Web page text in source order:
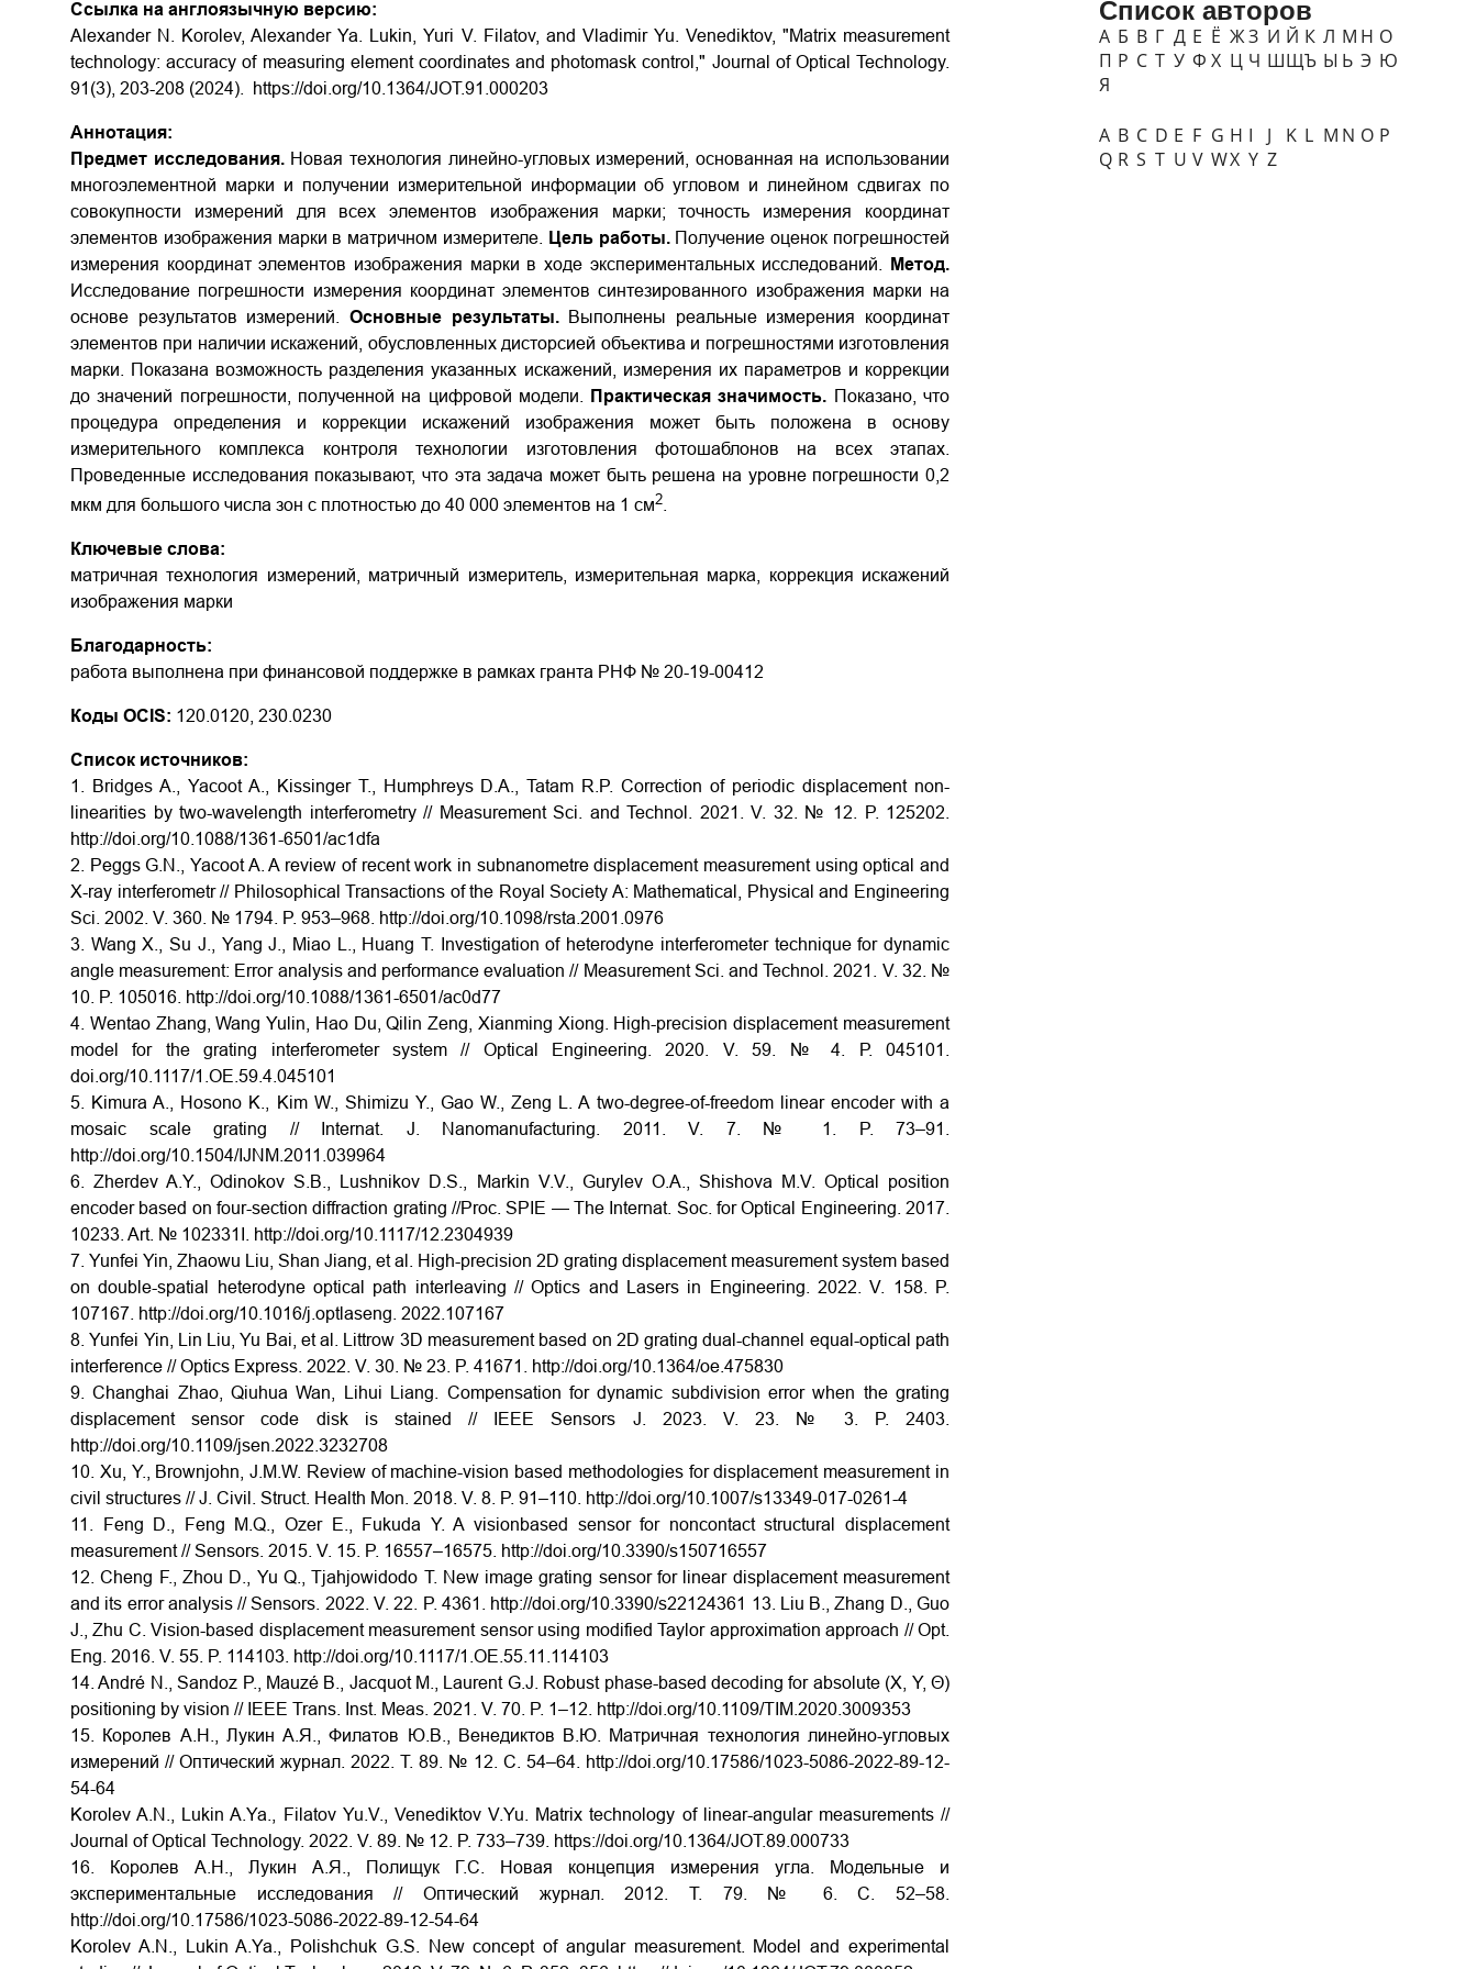
Ссылка на англоязычную версию:
Alexander N. Korolev, Alexander Ya. Lukin, Yuri V. Filatov, and Vladimir Yu. Venediktov, "Matrix measurement
technology: accuracy of measuring element coordinates and photomask control," Journal of Optical Technology.
91(3), 203-208 (2024). https://doi.org/10.1364/JOT.91.000203
Аннотация:
Предмет исследования.Новая технология линейно-угловых измерений, основанная на использовании
многоэлементной марки и получении измерительной информации об угловом и линейном сдвигах по
совокупности измерений для всех элементов изображения марки; точность измерения координат
элементов изображения марки в матричном измерителе.
Цель работы. Получение оценок погрешностей
измерения координат элементов изображения марки в ходе экспериментальных исследований.
Метод.
Исследование погрешности измерения координат элементов синтезированного изображения марки на
основе результатов измерений. Основные результаты.Выполнены реальные измерения координат
элементов при наличии искажений, обусловленных дисторсией объектива и погрешностями изготовления
марки. Показана возможность разделения указанных искажений, измерения их параметров и коррекции
до значений погрешности, полученной на цифровой модели.
Практическая значимость. Показано, что
процедура определения и коррекции искажений изображения может быть положена в основу
измерительного комплекса контроля технологии изготовления фотошаблонов на всех этапах.
Проведенные исследования показывают, что эта задача может быть решена на уровне погрешности 0,2
мкм для большого числа зон с плотностью до 40 000 элементов на 1 см2
Ключевые слова:
матричная технология измерений, матричный измеритель, измерительная марка, коррекция искажений
изображения марки
Благодарность:
работа выполнена при финансовой поддержке в рамках гранта РНФ № 20-19-00412
Коды OCIS: 120.0120, 230.0230
Список источников:
1. Bridges A., Yacoot A., Kissinger T., Humphreys D.A., Tatam R.P. Correction of periodic displacement non-
linearities by two-wavelength interferometry // Measurement Sci. and Technol. 2021. V. 32. № 12. P. 125202.
http://doi.org/10.1088/1361-6501/ac1dfa
2. Peggs G.N., Yacoot A. A review of recent work in subnanometre displacement measurement using optical and
X-ray interferometr // Philosophical Transactions of the Royal Society A: Mathematical, Physical and Engineering
Sci. 2002. V. 360. № 1794. P. 953–968. http://doi.org/10.1098/rsta.2001.0976
3. Wang X., Su J., Yang J., Miao L., Huang T. Investigation of heterodyne interferometer technique for dynamic
angle measurement: Error analysis and performance evaluation // Measurement Sci. and Technol. 2021. V. 32. №
10. P. 105016. http://doi.org/10.1088/1361-6501/ac0d77
4. Wentao Zhang, Wang Yulin, Hao Du, Qilin Zeng, Xianming Xiong. High-precision displacement measurement
model for the grating interferometer system // Optical Engineering. 2020. V. 59. № 4. Р. 045101.
doi.org/10.1117/1.OE.59.4.045101
5. Kimura A., Hosono K., Kim W., Shimizu Y., Gao W., Zeng L. A two-degree-of-freedom linear encoder with a
mosaic scale grating // Internat. J. Nanomanufacturing. 2011. V. 7. № 1. P. 73–91.
http://doi.org/10.1504/IJNM.2011.039964
6. Zherdev A.Y., Odinokov S.B., Lushnikov D.S., Markin V.V., Gurylev O.A., Shishova M.V. Optical position
encoder based on four-section diffraction grating //Proc. SPIE — The Internat. Soc. for Optical Engineering. 2017.
10233. Art. № 102331I. http://doi.org/10.1117/12.2304939
7. Yunfei Yin, Zhaowu Liu, Shan Jiang, et al. High-precision 2D grating displacement measurement system based
on double-spatial heterodyne optical path interleaving // Optics and Lasers in Engineering. 2022. V. 158. P.
107167. http://doi.org/10.1016/j.optlaseng. 2022.107167
8. Yunfei Yin, Lin Liu, Yu Bai, et al. Littrow 3D measurement based on 2D grating dual-channel equal-optical path
interference // Optics Express. 2022. V. 30. № 23. P. 41671. http://doi.org/10.1364/oe.475830
9. Changhai Zhao, Qiuhua Wan, Lihui Liang. Compensation for dynamic subdivision error when the grating
displacement sensor code disk is stained // IEEE Sensors J. 2023. V. 23. № 3. P. 2403.
http://doi.org/10.1109/jsen.2022.3232708
10. Xu, Y., Brownjohn, J.M.W. Review of machine-vision based methodologies for displacement measurement in
civil structures // J. Civil. Struct. Health Mon. 2018. V. 8. P. 91–110. http://doi.org/10.1007/s13349-017-0261-4
11. Feng D., Feng M.Q., Ozer E., Fukuda Y. A visionbased sensor for noncontact structural displacement
measurement // Sensors. 2015. V. 15. P. 16557–16575. http://doi.org/10.3390/s150716557
12. Cheng F., Zhou D., Yu Q., Tjahjowidodo T. New image grating sensor for linear displacement measurement
and its error analysis // Sensors. 2022. V. 22. P. 4361. http://doi.org/10.3390/s22124361 13. Liu B., Zhang D., Guo
J., Zhu C. Vision-based displacement measurement sensor using modified Taylor approximation approach // Opt.
Eng. 2016. V. 55. P. 114103. http://doi.org/10.1117/1.OE.55.11.114103
14. André N., Sandoz P., Mauzé B., Jacquot M., Laurent G.J. Robust phase-based decoding for absolute (X, Y, Θ)
positioning by vision // IEEE Trans. Inst. Meas. 2021. V. 70. P. 1–12. http://doi.org/10.1109/TIM.2020.3009353
15. Королев А.Н., Лукин А.Я., Филатов Ю.В., Венедиктов В.Ю. Матричная технология линейно-угловых
измерений // Оптический журнал. 2022. Т. 89. № 12. С. 54–64. http://doi.org/10.17586/1023-5086-2022-89-12-
54-64
Korolev A.N., Lukin A.Ya., Filatov Yu.V., Venediktov V.Yu. Matrix technology of linear-angular measurements //
Journal of Optical Technology. 2022. V. 89. № 12. P. 733–739. https://doi.org/10.1364/JOT.89.000733
16. Королев А.Н., Лукин А.Я., Полищук Г.С. Новая концепция измерения угла. Модельные и
экспериментальные исследования // Оптический журнал. 2012. Т. 79. № 6. C. 52–58.
http://doi.org/10.17586/1023-5086-2022-89-12-54-64
Korolev A.N., Lukin A.Ya., Polishchuk G.S. New concept of angular measurement. Model and experimental
Список авторов
А Б В Г Д Е Ё ЖЗ И Й К Л М Н О
П Р С Т У Ф Х Ц Ч ШЩЪ Ы Ь Э Ю
Я
A B C D E F G H I J K L M N O P
Q R S T U V WX Y Z